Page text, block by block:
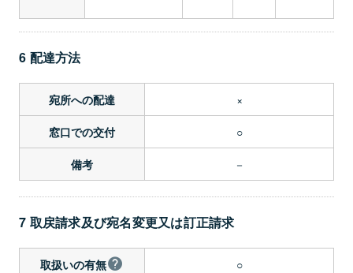
6 配達方法
宛所への配達 ×
窓口での交付 ○
備考 －
7 取戻請求及び宛名変更又は訂正請求
取扱いの有無 ○